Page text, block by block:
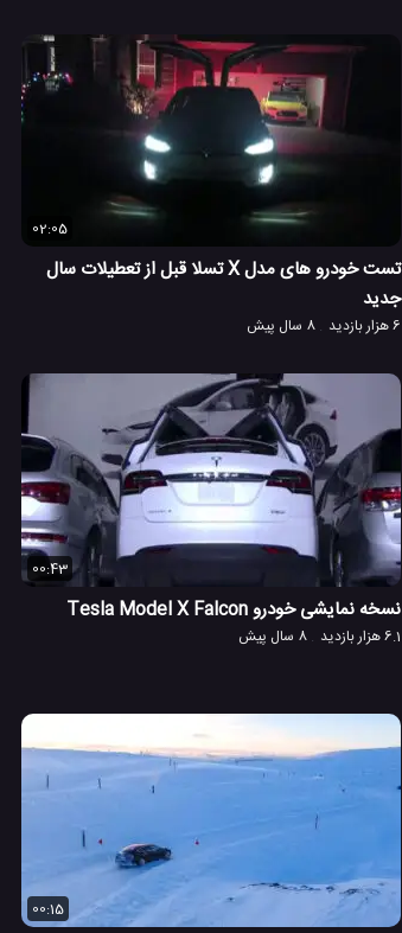
02:05
تست خودرو های مدل X تسلا قبل از تعطیلات سال
جدید
6 هزار بازدید 8 سال پیش
00:43
نسخه نمایشی خودرو Tesla Model X Falcon
6.1 هزار بازدید 8 سال پیش
00:15